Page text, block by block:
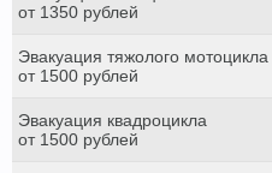
от 1350 рублей
Эвакуация тяжолого мотоцикла
от 1500 рублей
Эвакуация квадроцикла
от 1500 рублей